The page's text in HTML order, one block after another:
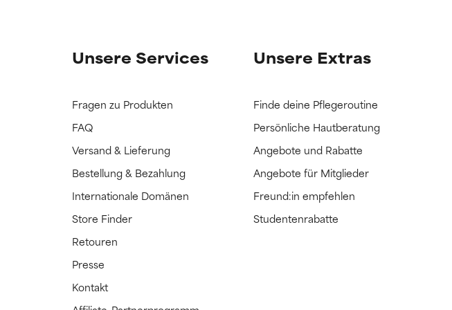
Unsere Services
Fragen zu Produkten
FAQ
Versand & Lieferung
Bestellung & Bezahlung
Internationale Domänen
Store Finder
Retouren
Presse
Kontakt
Unsere Extras
Finde deine Pflegeroutine
Persönliche Hautberatung
Angebote und Rabatte
Angebote für Mitglieder
Freund:in empfehlen
Studentenrabatte